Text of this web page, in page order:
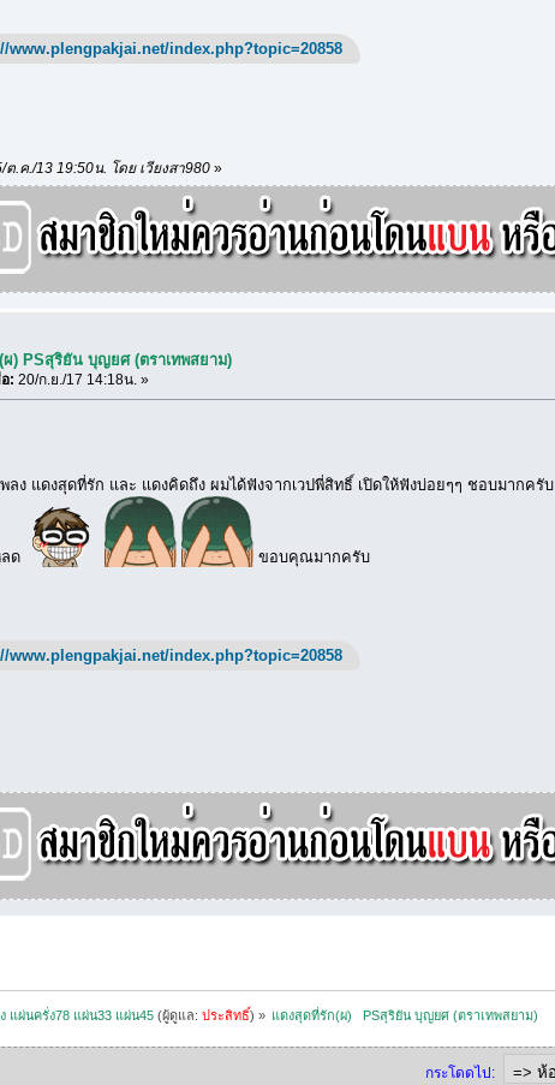
www.plengpakjai.net/index.php?topic=20858
.ค./13 19:50น. โดย เวียงสา980 »
ผ) PSสุริยัน บุญยศ (ตราเทพสยาม)
: 20/ก.ย./17 14:18น. »
พลง แดงสุดที่รัก และ แดงคิดถึง ผมได้ฟังจากเวปพี่สิทธิ์ เปิดให้ฟังบ่อยๆๆ ชอบมากครับ
ด ขอบคุณมากครับ
www.plengpakjai.net/index.php?topic=20858
แผ่นครั่ง78 แผ่น33 แผ่น45(ผู้ดูแล: ประสิทธิ์) » แดงสุดที่รัก(ผ)   PSสุริยัน บุญยศ (ตราเทพสยาม)
กระโดดไป: